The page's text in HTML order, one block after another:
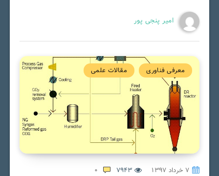
امیر پنجی پور
معرفی فناوری مقالات علمی
۷ خرداد ۱۳۹۷ 7943
0